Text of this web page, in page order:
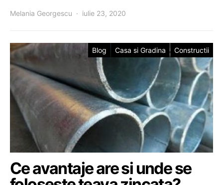
Melania Georgescu iulie 23, 2020
Blog Casa si Gradina Constructii
Ce avantaje are si unde se